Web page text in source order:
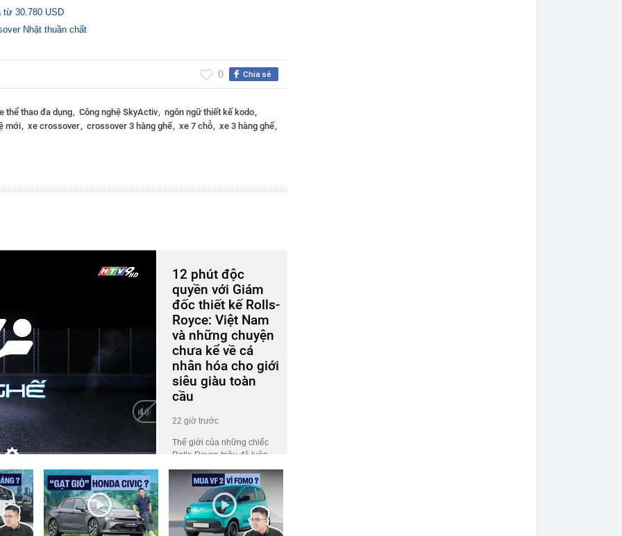
từ 30.780 USD
Nhật thuần chất
Chia sẻ
0
thể thao đa dụng Công nghệ SkyActiv ngôn ngữ thiết kế kodo
mới xe crossover crossover 3 hàng ghế xe 7 chỗ xe 3 hàng ghế
12 phút độc
quyền với Giám
đốc thiết kế Rolls-
Royce: Việt Nam
và những chuyện
chưa kể về cá
nhân hóa cho giới
siêu giàu toàn
cầu
22 giờ trước
Thế giới của những chiếc
Rolls-Royce triệu đô luôn
công chúng tò mò. Ở đó, giá
trị không nằm ở những khối
động cơ gầm rú hay logo
lấp lánh, mà ẩn giấu trong
những tiêu chuẩn chế tác